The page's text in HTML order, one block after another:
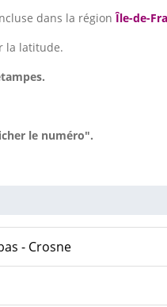
dans la régionÎle-de-
la latitude.
le numéro".
- Crosne